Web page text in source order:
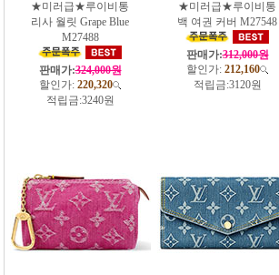
★미러급★루이비통
리사 월릿 Grape Blue
M27488
판매가:324,000원
할인가: 220,320
적립금:3240원
★미러급★루이비통
백 여권 커버 M27548
판매가:312,000원
할인가: 212,160
적립금:3120원